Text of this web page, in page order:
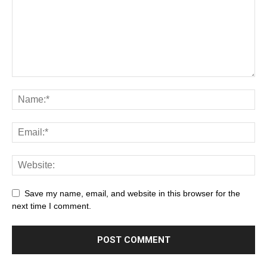
Save my name, email, and website in this browser for the
next time I comment.